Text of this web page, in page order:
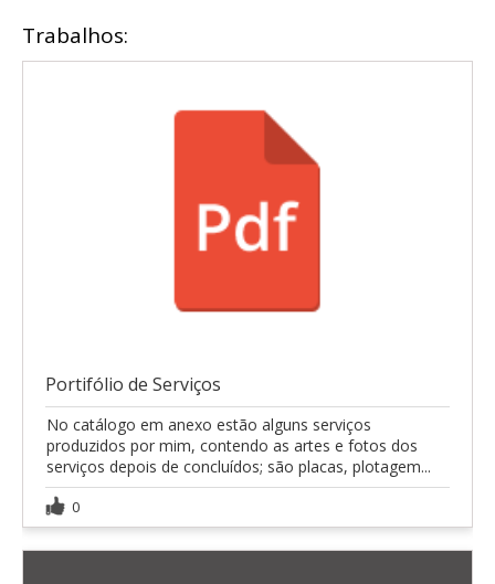
Trabalhos:
Portifólio de Serviços
No catálogo em anexo estão alguns serviços
produzidos por mim, contendo as artes e fotos dos
serviços depois de concluídos; são placas, plotagem...
0